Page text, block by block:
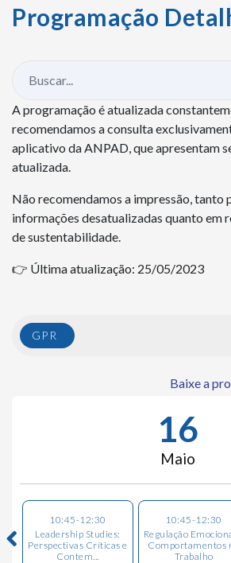
Programação
A programação é atualizada
recomendamos a consulta
aplicativo da ANPAD, que apresentam
atualizada.
Não recomendamos a impressão, tanto
informações desatualizadas quanto em
de sustentabilidade.
👉 Última atualização: 25/05/2023
GPR
Baixe a
16
Maio
10:45-12:30
Leadership Studies:
Perspectivas Críticas e
Contem...
10:45-12:30
Regulação
Comportamentos
Trabalho